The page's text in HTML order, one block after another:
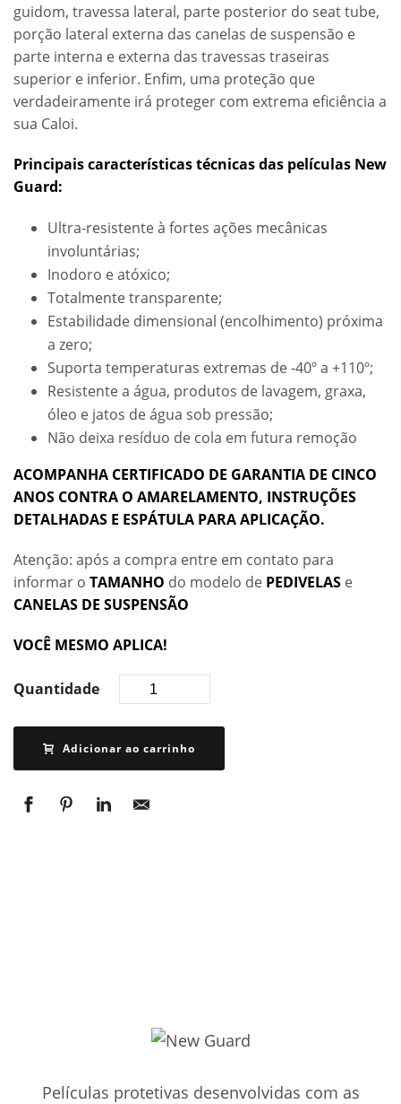
guidom, travessa lateral, parte posterior do seat tube,
porção lateral externa das canelas de suspensão e
parte interna e externa das travessas traseiras
superior e inferior. Enfim, uma proteção que
verdadeiramente irá proteger com extrema eficiência a
sua Caloi.
Principais características técnicas das películas New
Guard:
Ultra-resistente à fortes ações mecânicas
involuntárias;
Inodoro e atóxico;
Totalmente transparente;
Estabilidade dimensional (encolhimento) próxima
a zero;
Suporta temperaturas extremas de -40º a +110º;
Resistente a água, produtos de lavagem, graxa,
óleo e jatos de água sob pressão;
Não deixa resíduo de cola em futura remoção
ACOMPANHA CERTIFICADO DE GARANTIA DE CINCO
ANOS CONTRA O AMARELAMENTO, INSTRUÇÕES
DETALHADAS E ESPÁTULA PARA APLICAÇÃO.
Atenção: após a compra entre em contato para
informar o TAMANHO do modelo de PEDIVELAS e
CANELAS DE SUSPENSÃO
VOCÊ MESMO APLICA!
Quantidade
Adicionar ao carrinho
Películas protetivas desenvolvidas com as